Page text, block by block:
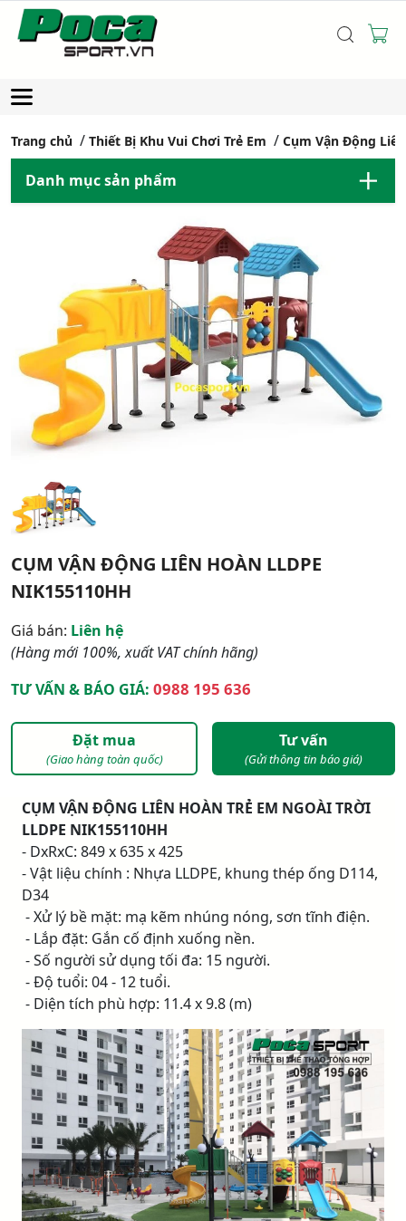
Trang chủ Thiết Bị Khu Vui Chơi Trẻ Em Cụm Vận Động
Danh mục sản phẩm
CỤM VẬN ĐỘNG LIÊN HOÀN LLDPE
NIK155110HH
Giá bán: Liên hệ
(Hàng mới 100%, xuất VAT chính hãng)
TƯ VẤN & BÁO GIÁ: 0988 195 636
Đặt mua
(Giao hàng toàn quốc)
Tư vấn
(Gửi thông tin báo giá)
CỤM VẬN ĐỘNG LIÊN HOÀN TRẺ EM NGOÀI TRỜI
LLDPE NIK155110HH
- DxRxC: 849 x 635 x 425
- Vật liệu chính : Nhựa LLDPE, khung thép ống D114,
D34
- Xử lý bề mặt: mạ kẽm nhúng nóng, sơn tĩnh điện.
- Lắp đặt: Gắn cố định xuống nền.
- Số người sử dụng tối đa: 15 người.
- Độ tuổi: 04 - 12 tuổi.
- Diện tích phù hợp: 11.4 x 9.8 (m)